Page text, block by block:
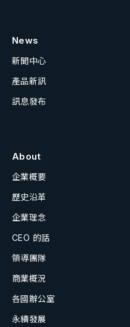
News
新聞中心
產品新訊
訊息發布
About
企業概要
歷史沿革
企業理念
CEO 的話
領導團隊
商業概況
各國辦公室
永續發展